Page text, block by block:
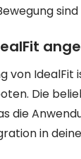
von
Die
die
in